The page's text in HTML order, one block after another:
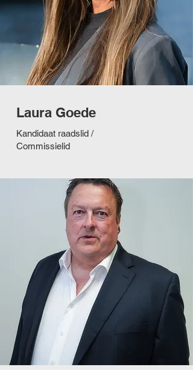
Laura Goede
Kandidaat raadslid /
Commissielid